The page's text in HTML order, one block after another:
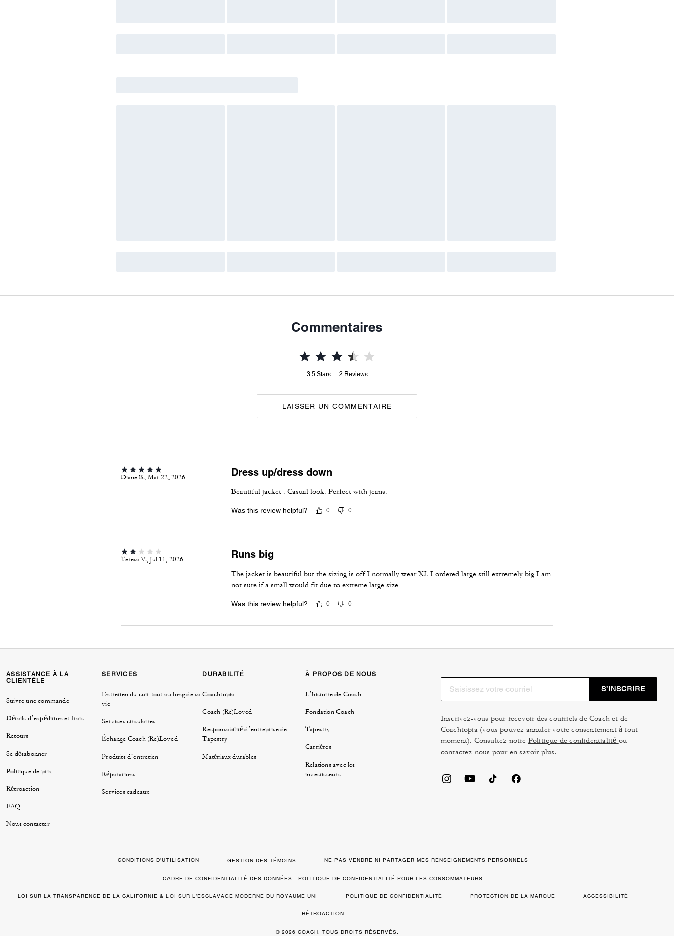
Commentaires
3.5 Stars 2 Reviews
LAISSER UN COMMENTAIRE
Diane B., Mar 22, 2026 Dress up/dress down
Beautiful jacket . Casual look. Perfect with jeans.
Was this review helpful? 0 0
Teresa V., Jul 11, 2026 Runs big
The jacket is beautiful but the sizing is off I normally wear XL I ordered large still extremely big I am
not sure if a small would fit due to extreme large size
Was this review helpful? 0 0
ASSISTANCE À LA
CLIENTÈLE
Suivre une commande
Détails d’expédition et frais
Retours
Se désabonner
Politique de prix
Rétroaction
FAQ
Nous contacter
SERVICES
Entretien du cuir tout au long de sa
vie
Services circulaires
Échange Coach (Re)Loved
Produits d’entretien
Réparations
Services cadeaux
DURABILITÉ
Coachtopia
Coach (Re)Loved
Responsabilité d’entreprise de
Tapestry
Matériaux durables
À PROPOS DE NOUS
L’histoire de Coach
Fondation Coach
Tapestry
Carrières
Relations avec les
investisseurs
S’INSCRIRE
Inscrivez-vous pour recevoir des courriels de Coach et de
Coachtopia (vous pouvez annuler votre consentement à tout
moment). Consultez notre Politique de confidentialité ou
contactez-nous pour en savoir plus.
CONDITIONS D’UTILISATION GESTION DES TÉMOINS NE PAS VENDRE NI PARTAGER MES RENSEIGNEMENTS PERSONNELS
CADRE DE CONFIDENTIALITÉ DES DONNÉES : POLITIQUE DE CONFIDENTIALITÉ POUR LES CONSOMMATEURS
LOI SUR LA TRANSPARENCE DE LA CALIFORNIE & LOI SUR L’ESCLAVAGE MODERNE DU ROYAUME UNI POLITIQUE DE CONFIDENTIALITÉ PROTECTION DE LA MARQUE ACCESSIBILITÉ
RÉTROACTION
© 2026 COACH. TOUS DROITS RÉSERVÉS.